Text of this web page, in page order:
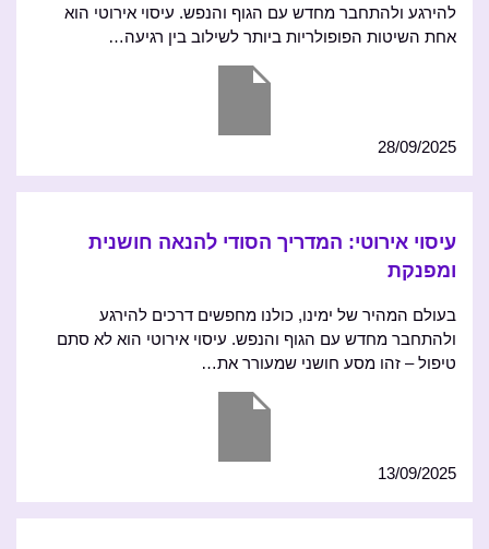
להירגע ולהתחבר מחדש עם הגוף והנפש. עיסוי אירוטי הוא
אחת השיטות הפופולריות ביותר לשילוב בין רגיעה…
28/09/2025
עיסוי אירוטי: המדריך הסודי להנאה חושנית
ומפנקת
בעולם המהיר של ימינו, כולנו מחפשים דרכים להירגע
ולהתחבר מחדש עם הגוף והנפש. עיסוי אירוטי הוא לא סתם
טיפול – זהו מסע חושני שמעורר את…
13/09/2025